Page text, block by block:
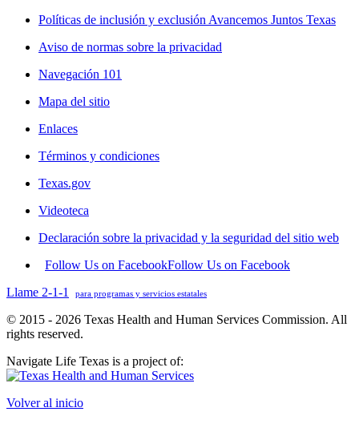
Políticas de inclusión y exclusión Avancemos Juntos Texas
Aviso de normas sobre la privacidad
Navegación 101
Mapa del sitio
Enlaces
Términos y condiciones
Texas.gov
Videoteca
Declaración sobre la privacidad y la seguridad del sitio web
Follow Us on FacebookFollow Us on Facebook
Llame 2-1-1
para programas y servicios estatales
© 2015 - 2026 Texas Health and Human Services Commission. All
rights reserved.
Navigate Life Texas is a project of:
Volver al inicio